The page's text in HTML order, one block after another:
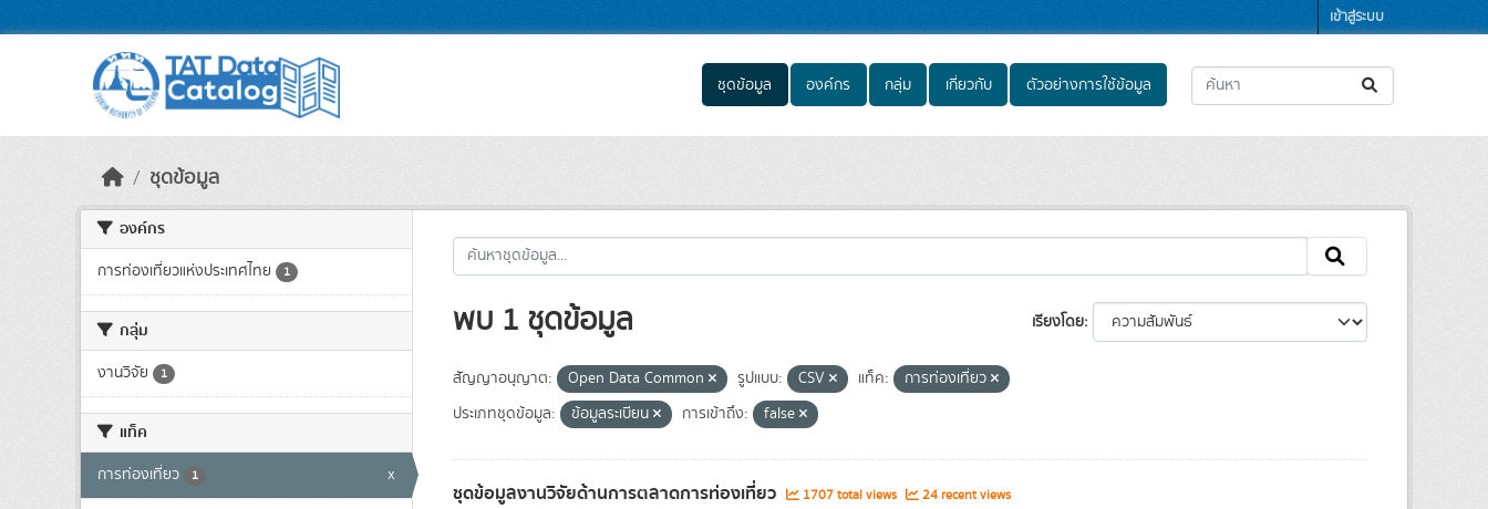
เข้าสู่ระบบ
ชุดข้อมูล องค์กร กลุ่ม เกี่ยวกับ ตัวอย่างการใช้ข้อมูล
ชุดข้อมูล
องค์กร
การท่องเที่ยวแห่งประเทศไทย 1
กลุ่ม
งานวิจัย 1
แท็ค
การท่องเที่ยว 1 x
เรียงโดย
พบ 1 ชุดข้อมูล
สัญญาอนุญาต: Open Data Common รูปแบบ: CSV แท็ค:
การท่องเที่ยว
ประเภทชุดข้อมูล:
ข้อมูลระเบียน การเข้าถึง: false
ชุดข้อมูลงานวิจัยด้านการตลาดการท่องเที่ยว 1707 total views 24 recent views